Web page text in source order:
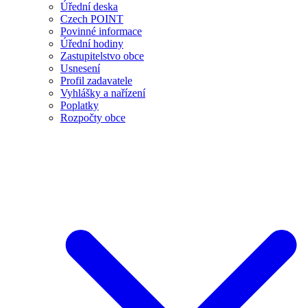
Úřední deska
Czech POINT
Povinné informace
Úřední hodiny
Zastupitelstvo obce
Usnesení
Profil zadavatele
Vyhlášky a nařízení
Poplatky
Rozpočty obce